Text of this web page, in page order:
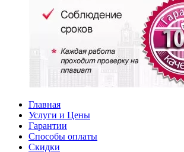
Главная
Услуги и Цены
Гарантии
Способы оплаты
Скидки